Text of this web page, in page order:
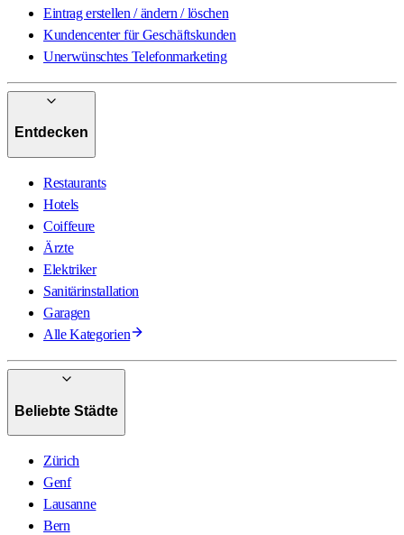
Eintrag erstellen / ändern / löschen
Kundencenter für Geschäftskunden
Unerwünschtes Telefonmarketing
Entdecken
Restaurants
Hotels
Coiffeure
Ärzte
Elektriker
Sanitärinstallation
Garagen
Alle Kategorien
Beliebte Städte
Zürich
Genf
Lausanne
Bern